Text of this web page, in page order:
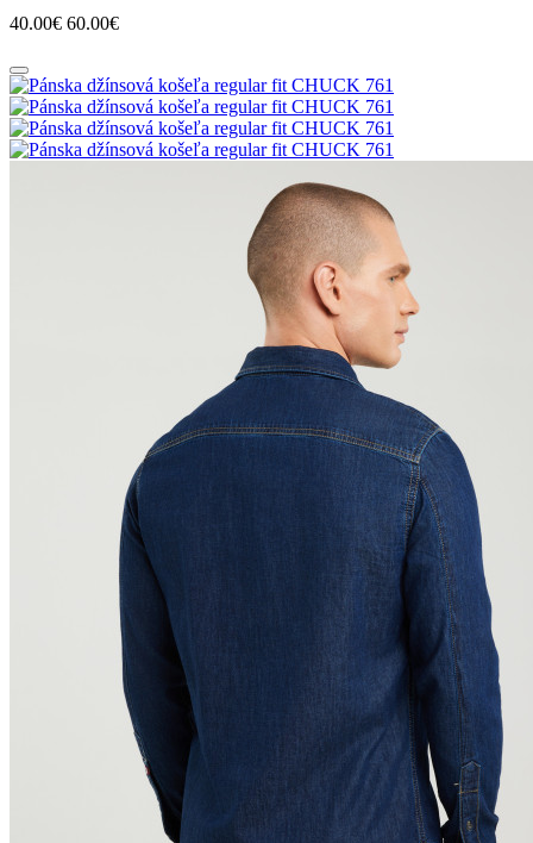
40.00€ 60.00€